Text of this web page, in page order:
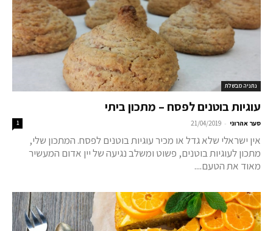
נתניה מבשלת
עוגיות בוטנים לפסח – מתכון ביתי
סער אהרוני -
21/04/2019
1
אין ישראלי שלא גדל או מכיר עוגיות בוטנים לפסח. המתכון שלי,
מתכון לעוגיות בוטנים, פשוט ומשלב נגיעה של יין אדום המעשיר
מאוד את הטעם....